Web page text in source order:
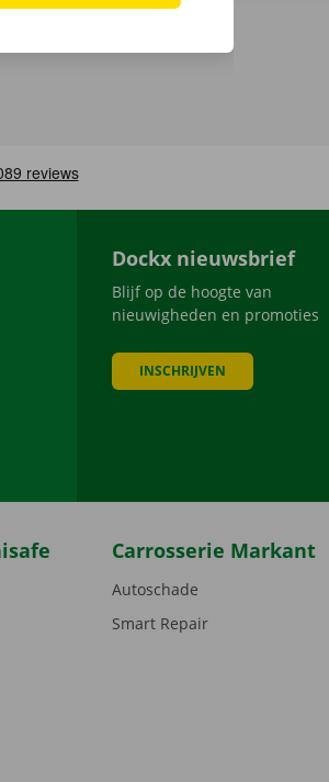
Dockx nieuwsbrief
Blijf op de hoogte van
nieuwigheden en promoties
INSCHRIJVEN
Carrosserie Markant
Autoschade
Smart Repair